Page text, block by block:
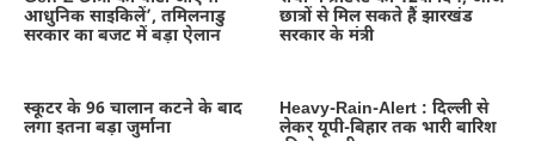
आधुनिक साइकिलें’, तमिलनाडु
सरकार का बजट में बड़ा ऐलान
छात्रों से मिल सकते हैं झारखंड
सरकार के मंत्री
स्कूटर के 96 चालान कटने के बाद
लगा इतना बड़ा जुर्माना
Heavy-Rain-Alert : दिल्ली से
लेकर यूपी-बिहार तक भारी बारिश